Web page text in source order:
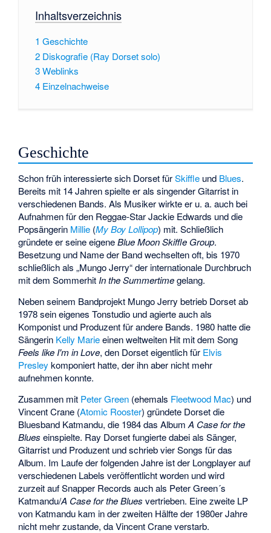
Inhaltsverzeichnis
1 Geschichte
2 Diskografie (Ray Dorset solo)
3Weblinks
4 Einzelnachweise
Geschichte
Schon früh interessierte sich Dorset fürSkiffle und Blues.
Bereits mit 14 Jahren spielte er als singender Gitarrist in
verschiedenen Bands. Als Musiker wirkte er u. a. auch bei
Aufnahmen für den Reggae-StarJackie Edwards und die
Popsängerin Millie (My Boy Lollipop) mit. Schließlich
gründete er seine eigeneBlue Moon Skiffle Group.
Besetzung und Name der Band wechselten oft, bis 1970
schließlich als „Mungo Jerry“ der internationale Durchbruch
mit dem SommerhitIn the Summertimegelang.
Neben seinem Bandprojekt Mungo Jerry betrieb Dorset ab
1978 sein eigenes Tonstudio und agierte auch als
Komponist und Produzent für andere Bands. 1980 hatte die
Sängerin Kelly Marieeinen weltweiten Hit mit dem Song
Feels like I'm in Love, den Dorset eigentlich für Elvis
Presley komponiert hatte, der ihn aber nicht mehr
aufnehmen konnte.
Zusammen mit Peter Green (ehemals Fleetwood Mac) und
Vincent Crane (Atomic Rooster) gründete Dorset die
Bluesband Katmandu, die 1984 das AlbumA Case for the
Blues einspielte. Ray Dorset fungierte dabei als Sänger,
Gitarrist und Produzent und schrieb vier Songs für das
Album. Im Laufe der folgenden Jahre ist der Longplayer auf
verschiedenen Labels veröffentlicht worden und wird
zurzeit auf Snapper Records auch als Peter Green´s
Katmandu/A Case for the Blues vertrieben. Eine zweite LP
von Katmandu kam in der zweiten Hälfte der 1980er Jahre
nicht mehr zustande, da Vincent Crane verstarb.